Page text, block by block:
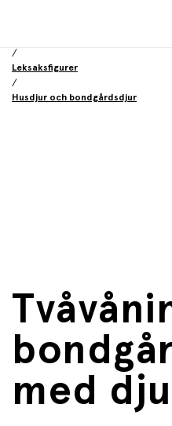
/
Leksaksfigurer
/
Husdjur och bondgårdsdjur
med